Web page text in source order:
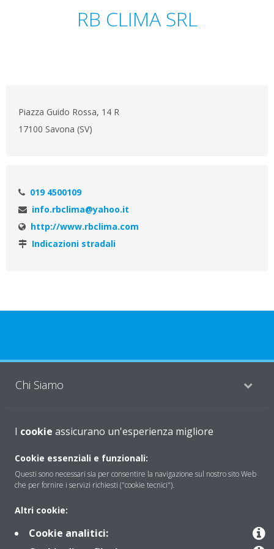
RB CLIMA SRL
Piazza Guido Rossa, 14 R
17100 Savona (SV)
019 4500109
info.rbclima@yahoo.it
http://www.rbclima.com
Indicazioni stradali
Chi Siamo
Soluzioni
Contattaci
Periodo di supporto definito
Politica di segnalazione e divulgazione delle vulnerabilità del
I cookie assicurano un'esperienza migliore
Cookie essenziali e funzionali:
Questi sono necessari sia per consentire la navigazione sul nostro sito Web
che per fornire i servizi richiesti ("cookie tecnici").
Altri cookie:
Cookie analitici: